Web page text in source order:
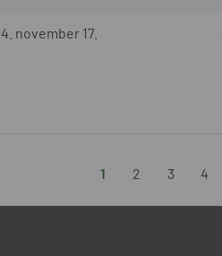
november 17.
1 2 3 4